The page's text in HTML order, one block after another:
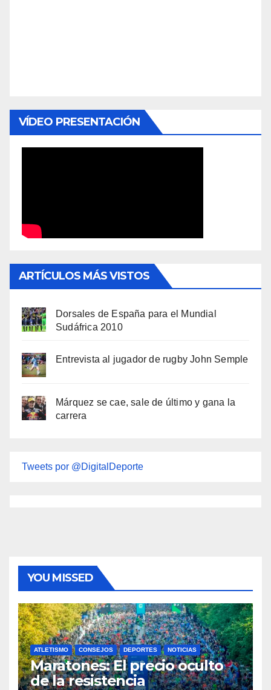
VÍDEO PRESENTACIÓN
ARTÍCULOS MÁS VISTOS
Dorsales de España para el Mundial
Sudáfrica 2010
Entrevista al jugador de rugby John Semple
Márquez se cae, sale de último y gana la
carrera
Tweets por @DigitalDeporte
YOU MISSED
ATLETISMO CONSEJOS DEPORTES NOTICIAS
Maratones: El precio oculto
de la resistencia